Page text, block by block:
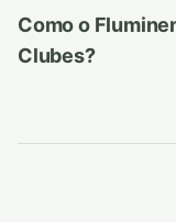
Como o
Clubes?